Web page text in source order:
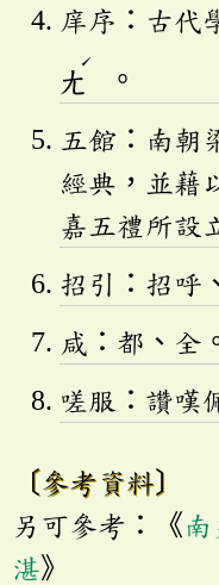
庠序：古代
ㄤ
ˊ
。
五館：南朝
經典，並藉
嘉五禮所設
招引：招呼
咸：都、全
嗟服：讚嘆
〔參考資料〕
另可參考：《
湛》